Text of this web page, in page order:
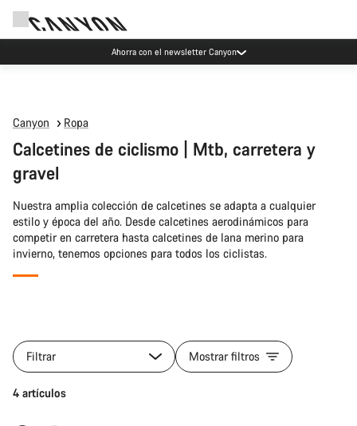
Ahorra con el newsletter Canyon
Canyon Ropa
Calcetines de ciclismo | Mtb, carretera y
gravel
Nuestra amplia colección de calcetines se adapta a cualquier
estilo y época del año. Desde calcetines aerodinámicos para
competir en carretera hasta calcetines de lana merino para
invierno, tenemos opciones para todos los ciclistas.
los
productos
la
Filtrar Mostrar filtros
4 artículos